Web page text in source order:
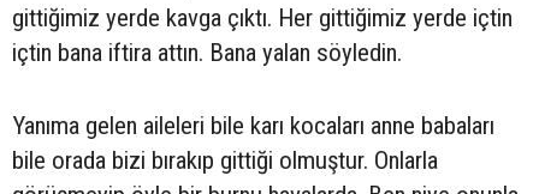
gittiğimiz yerde kavga çıktı. Her gittiğimiz yerde içtin
içtin bana iftira attın. Bana yalan söyledin.
Yanıma gelen aileleri bile karı kocaları anne babaları
bile orada bizi bırakıp gittiği olmuştur. Onlarla